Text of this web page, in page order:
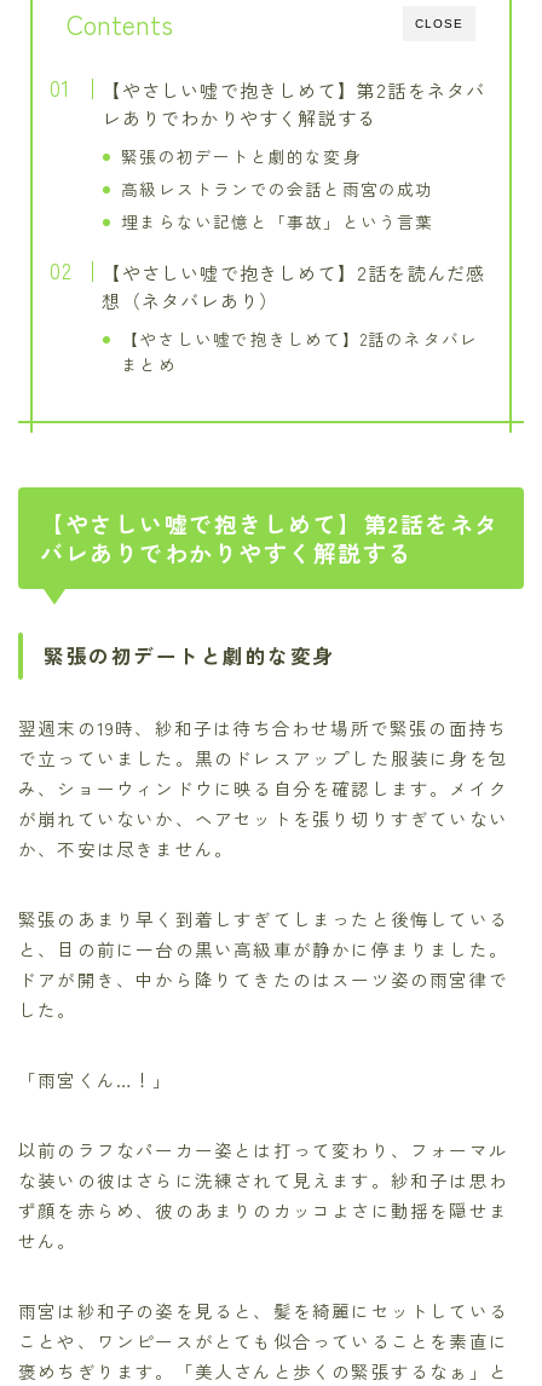
CLOSE
Contents
【やさしい嘘で抱きしめて】第2話をネタバ
レありでわかりやすく解説する
緊張の初デートと劇的な変身
高級レストランでの会話と雨宮の成功
埋まらない記憶と「事故」という言葉
【やさしい嘘で抱きしめて】2話を読んだ感
想（ネタバレあり）
【やさしい嘘で抱きしめて】2話のネタバレ
まとめ
【やさしい嘘で抱きしめて】第2話をネタ
バレありでわかりやすく解説する
緊張の初デートと劇的な変身
翌週末の19時、紗和子は待ち合わせ場所で緊張の面持ち
で立っていました。黒のドレスアップした服装に身を包
み、ショーウィンドウに映る自分を確認します。メイク
が崩れていないか、ヘアセットを張り切りすぎていない
か、不安は尽きません。
緊張のあまり早く到着しすぎてしまったと後悔している
と、目の前に一台の黒い高級車が静かに停まりました。
ドアが開き、中から降りてきたのはスーツ姿の雨宮律で
した。
「雨宮くん…！」
以前のラフなパーカー姿とは打って変わり、フォーマル
な装いの彼はさらに洗練されて見えます。紗和子は思わ
ず顔を赤らめ、彼のあまりのカッコよさに動揺を隠せま
せん。
雨宮は紗和子の姿を見ると、髪を綺麗にセットしている
ことや、ワンピースがとても似合っていることを素直に
褒めちぎります。「美人さんと歩くの緊張するなぁ」と